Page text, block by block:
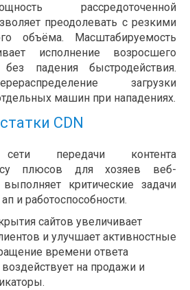
рассредоточенной
преодолевать с резкими
объёма. Масштабируемость
исполнение возросшего
падения быстродействия.
загрузки
машин при нападениях.
CDN
сети передачи контента
плюсов для хозяев веб-
критические задачи
и работоспособности.
сайтов увеличивает
и улучшает активностные
времени ответа
воздействует на продажи и